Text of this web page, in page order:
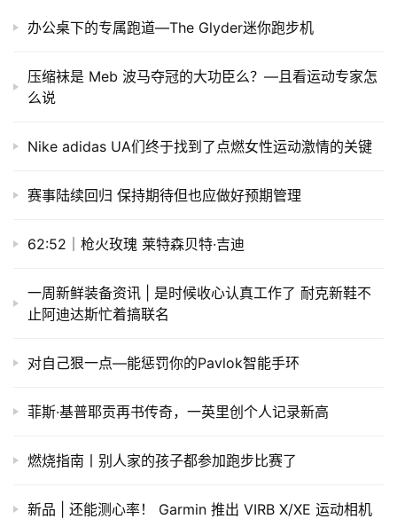
​办公桌下的专属跑道—The Glyder迷你跑步机
压缩袜是 Meb 波马夺冠的大功臣么？—且看运动专家怎
么说
Nike adidas UA们终于找到了点燃女性运动激情的关键
赛事陆续回归 保持期待但也应做好预期管理
62:52｜枪火玫瑰 莱特森贝特·吉迪
一周新鲜装备资讯 | 是时候收心认真工作了 耐克新鞋不
止阿迪达斯忙着搞联名
对自己狠一点—能惩罚你的Pavlok智能手环
菲斯·基普耶贡再书传奇，一英里创个人记录新高
燃烧指南丨别人家的孩子都参加跑步比赛了
新品 | 还能测心率！ Garmin 推出 VIRB X/XE 运动相机